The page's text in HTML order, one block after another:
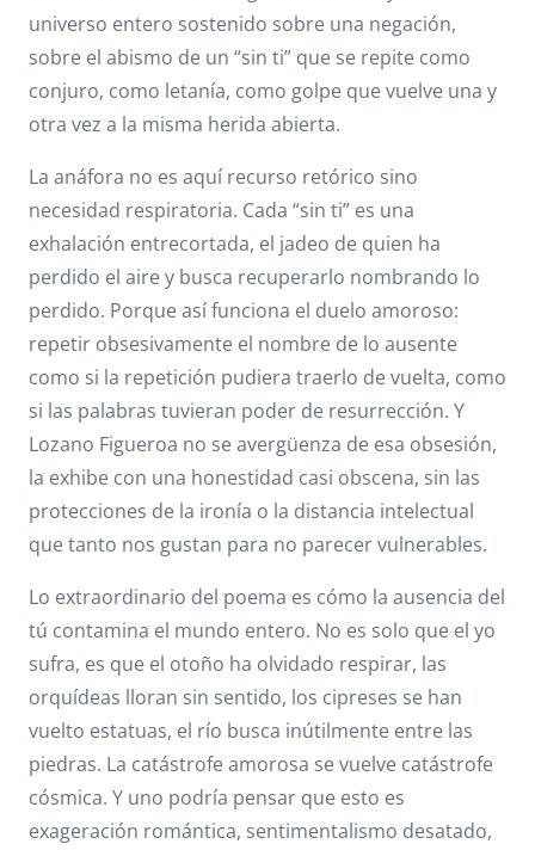
universo entero sostenido sobre una negación,
sobre el abismo de un “sin ti” que se repite como
conjuro, como letanía, como golpe que vuelve una y
otra vez a la misma herida abierta.
La anáfora no es aquí recurso retórico sino
necesidad respiratoria. Cada “sin ti” es una
exhalación entrecortada, el jadeo de quien ha
perdido el aire y busca recuperarlo nombrando lo
perdido. Porque así funciona el duelo amoroso:
repetir obsesivamente el nombre de lo ausente
como si la repetición pudiera traerlo de vuelta, como
si las palabras tuvieran poder de resurrección. Y
Lozano Figueroa no se avergüenza de esa obsesión,
la exhibe con una honestidad casi obscena, sin las
protecciones de la ironía o la distancia intelectual
que tanto nos gustan para no parecer vulnerables.
Lo extraordinario del poema es cómo la ausencia del
tú contamina el mundo entero. No es solo que el yo
sufra, es que el otoño ha olvidado respirar, las
orquídeas lloran sin sentido, los cipreses se han
vuelto estatuas, el río busca inútilmente entre las
piedras. La catástrofe amorosa se vuelve catástrofe
cósmica. Y uno podría pensar que esto es
exageración romántica, sentimentalismo desatado,